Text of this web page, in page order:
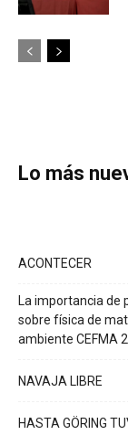
Lo más
ACONTECER
La importancia de
sobre física de
ambiente CEFMA
NAVAJA LIBRE
HASTA GÖRING